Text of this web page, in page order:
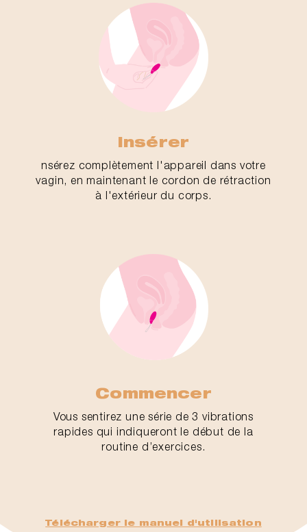
Insérer
nsérez complètement l'appareil dans votre
vagin, en maintenant le cordon de rétraction
à l'extérieur du corps.
Commencer
Vous sentirez une série de 3 vibrations
rapides qui indiqueront le début de la
routine d’exercices.
Télécharger le manuel d'utilisation